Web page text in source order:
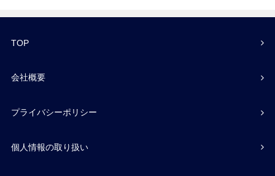
TOP
会社概要
プライバシーポリシー
個人情報の取り扱い